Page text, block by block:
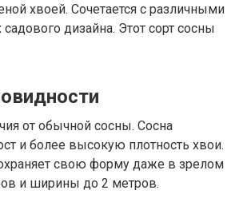
хвоей. Сочетается с различными
дизайна. Этот сорт сосны
от обычной сосны. Сосна
и более высокую плотность хвои.
свою форму даже в зрелом
и ширины до 2 метров.